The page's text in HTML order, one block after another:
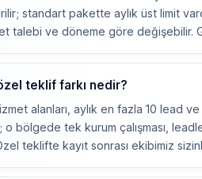
standart pakette aylık üst limit
talebi ve döneme göre değişebilir.
teklif farkı nedir?
alanları, aylık en fazla 10 lead
o bölgede tek kurum çalışması,
teklifte kayıt sonrası ekibimiz